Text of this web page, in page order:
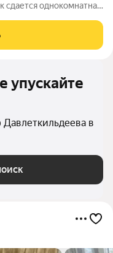
сдается однокомнатная
упускайте
Давлеткильдеева в